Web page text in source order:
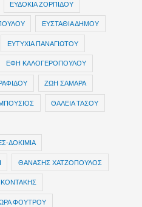
ΕΥΔΟΚΙΑ ΖΟΡΠΙΔΟΥ
ΕΥΣΤΑΘΙΑ ΔΗΜΟΥ
ΕΥΤΥΧΙΑ ΠΑΝΑΓΙΩΤΟΥ
ΕΦΗ ΚΑΛΟΓΕΡΟΠΟΥΛΟΥ
ΖΩΗ ΣΑΜΑΡΑ
ΘΑΛΕΙΑ ΤΑΣΟΥ
ΔΟΚΙΜΙΑ
ΘΑΝΑΣΗΣ ΧΑΤΖΟΠΟΥΛΟΣ
ΦΟΥΤΡΟΥ